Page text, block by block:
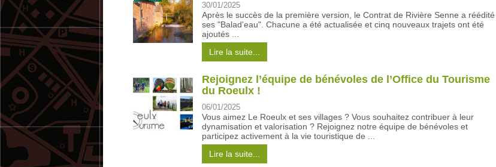
30/01/2025
Après le succès de la première version, le Contrat de Rivière Senne a réédité
ses "Balad'eau". Chacune a été actualisée et cinq nouveaux trajets ont été
ajoutés ...
Lire la suite...
Rejoignez l’équipe de bénévoles de l’Office du Tourisme
du Roeulx !
06/01/2025
Vous aimez Le Roeulx et ses villages ? Vous souhaitez contribuer à leur
dynamisation et valorisation ? Rejoignez notre équipe de bénévoles et
participez activement à la vie touristique de ...
Lire la suite...